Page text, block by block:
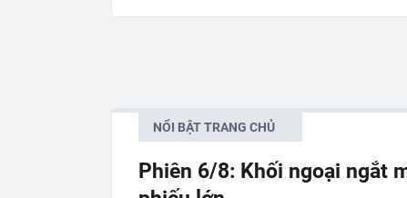
NỔI BẬT TRANG CHỦ
Phiên 6/8: Khối ngoại ngắt